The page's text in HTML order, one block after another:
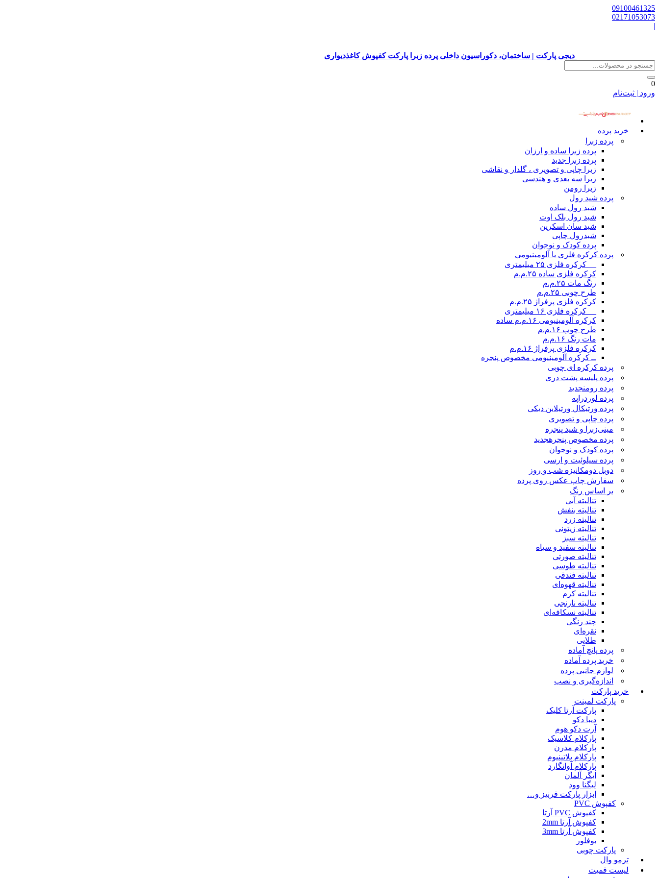
09100461325
02171053073
|
دیجی پارکت | ساختمان، دکوراسیون داخلی پرده زبرا پارکت کفپوش کاغذدیواری
0
ورود | ثبت‌نام
خرید پرده
پرده زبرا
پرده زبرا ساده و ارزان
پرده زبرا جدید
زبرا چاپی و تصویری ، گلدار و نقاشی
زبرا سه بعدی و هندسی
زبرا رومن
پرده شید رول
شید رول ساده
شید رول بلک اوت
شید سان اسکرین
شیدرول چاپی
پرده کودک و نوجوان
پرده کرکره فلزی یا آلومینیومی
__ کرکره فلزی ۲۵ میلیمتری
کرکره فلزی ساده ۲۵.م.م
رنگ مات ۲۵.م.م
طرح چوبی ۲۵.م.م
کرکره فلزی پرفراژ ۲۵.م.م
__ کرکره فلزی ۱۶ میلیمتری
کرکره آلومینیومی ۱۶.م.م ساده
طرح چوب ۱۶.م.م
مات رنگ ۱۶.م.م
کرکره فلزی پرفراژ ۱۶.م.م
ــ کرکره آلومینیومی مخصوص پنجره
پرده کرکره ای چوبی
پرده پلیسه پشت دری
پرده رومنجدید
پرده لوردراپه
پرده ورتیکال ورتیلاین دیکی
پرده چاپی و تصویری
مینی‌زبرا و شید پنجره
پرده مخصوص پنجرهجدید
پرده کودک و نوجوان
پرده سیلوئیت و ارسی
دوبل دومکانیزه شب و روز
سفارش چاپ عکس روی پرده
بر اساس رنگ
تنالیته آبی
تنالیته بنفش
تنالیته زرد
تنالیته زیتونی
تنالیته سبز
تنالیته سفید و سیاه
تنالیته صورتی
تنالیته طوسی
تنالیته فندقی
تنالیته قهوه‌ای
تنالیته کرم
تنالیته نارنجی
تنالیته نسکافه‌ای
چند رنگی
نقره‌ای
طلایی
پرده پانچ آماده
خرید پرده آماده
لوازم جانبی پرده
اندازه‌گیری و نصب
خرید پارکت
پارکت لمینت
پارکت آرتا کلیک
دیبا دکو
آرت دکو هوم
پارکلام کلاسیک
پارکلام مدرن
پارکلام پلاتینیوم
پارکلام آوانگارد
ایگر آلمان
لیگنا وود
ابزار پارکت قرنیز و…
کفپوش PVC
کفپوش PVC آرتا
کفپوش آرتا 2mm
کفپوش آرتا 3mm
بوفلور
پارکت چوبی
ترمو وال
لیست قمیت